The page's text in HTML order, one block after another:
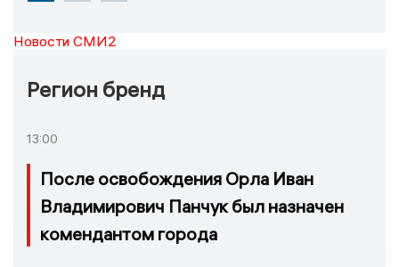
Новости СМИ2
Регион бренд
13:00
После освобождения Орла Иван
Владимирович Панчук был назначен
комендантом города